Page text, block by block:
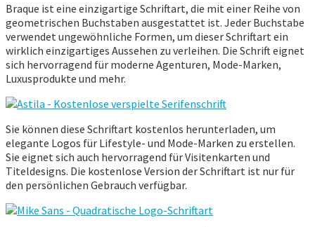
Braque ist eine einzigartige Schriftart, die mit einer Reihe von
geometrischen Buchstaben ausgestattet ist. Jeder Buchstabe
verwendet ungewöhnliche Formen, um dieser Schriftart ein
wirklich einzigartiges Aussehen zu verleihen. Die Schrift eignet
sich hervorragend für moderne Agenturen, Mode-Marken,
Luxusprodukte und mehr.
Sie können diese Schriftart kostenlos herunterladen, um
elegante Logos für Lifestyle- und Mode-Marken zu erstellen.
Sie eignet sich auch hervorragend für Visitenkarten und
Titeldesigns. Die kostenlose Version der Schriftart ist nur für
den persönlichen Gebrauch verfügbar.